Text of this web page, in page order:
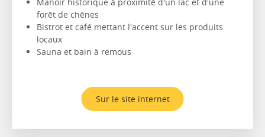
forêt de chênes
Bistrot et café mettant l'accent sur les produits
locaux
Sauna et bain à remous
Sur le site internet